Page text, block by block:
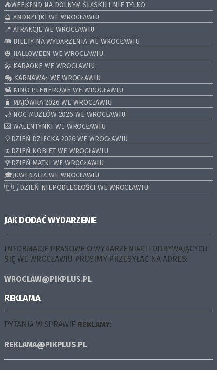
⛺️WEEKEND NA DOLNYM ŚLĄSKU I NIE TYLKO
🔮 ANDRZEJKI WE WROCŁAWIU
📍 ATRAKCJE WE WROCŁAWIU
🎟️ BILETY NA WYDARZENIA WE WROCŁAWIU
🎃 HALLOWEEN WE WROCŁAWIU
🎤 KARAOKE WE WROCŁAWIU
🎭 KARNAWAŁ WE WROCŁAWIU
📽️ KINO PLENEROWE WE WROCŁAWIU
🧳 MAJÓWKA 2026 WE WROCŁAWIU
🌙 NOC MUZEÓW 2026 WE WROCŁAWIU
💌 WALENTYNKI WE WROCŁAWIU
🎈DZIEŃ DZIECKA 2026 WE WROCŁAWIU
🌷DZIEŃ KOBIET WE WROCŁAWIU
🌹DZIEŃ MATKI WE WROCŁAWIU
🎓JUWENALIA WE WROCŁAWIU
🇵🇱 DZIEŃ NIEPODLEGŁOŚCI WE WROCŁAWIU
JAK DODAĆ WYDARZENIE
INFORMACJE PRASOWE O WYDARZENIACH ODBYWAJĄCYCH
SIĘ WE WROCŁAWIU PROSIMY PRZESYŁAĆ NA ADRES:
WROCLAW@PIKPLUS.PL
REKLAMA
PYTANIA W SPRAWIE REKLAMY:
REKLAMA@PIKPLUS.PL